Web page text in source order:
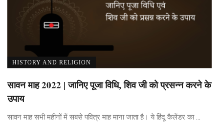
HISTORY AND RELIGION
सावन माह 2022 | जानिए पूजा विधि, शिव जी को प्रसन्न करने के
उपाय
सावन माह सभी महीनों में सबसे पवित्र माह माना जाता है। ये हिंदू कैलेंडर का ...